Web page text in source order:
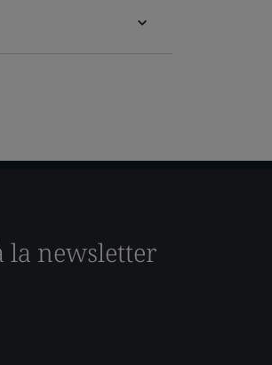
newsletter